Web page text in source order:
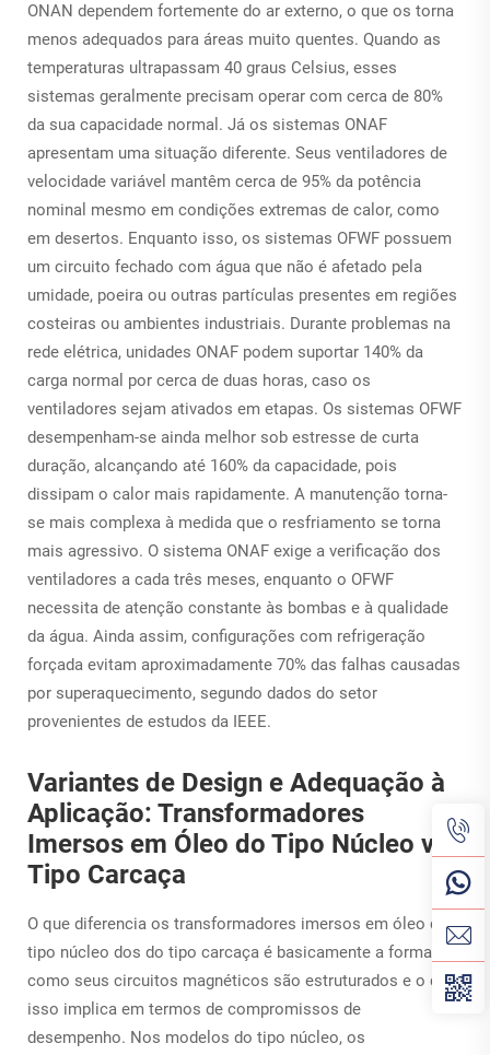
ONAN dependem fortemente do ar externo, o que os torna
menos adequados para áreas muito quentes. Quando as
temperaturas ultrapassam 40 graus Celsius, esses
sistemas geralmente precisam operar com cerca de 80%
da sua capacidade normal. Já os sistemas ONAF
apresentam uma situação diferente. Seus ventiladores de
velocidade variável mantêm cerca de 95% da potência
nominal mesmo em condições extremas de calor, como
em desertos. Enquanto isso, os sistemas OFWF possuem
um circuito fechado com água que não é afetado pela
umidade, poeira ou outras partículas presentes em regiões
costeiras ou ambientes industriais. Durante problemas na
rede elétrica, unidades ONAF podem suportar 140% da
carga normal por cerca de duas horas, caso os
ventiladores sejam ativados em etapas. Os sistemas OFWF
desempenham-se ainda melhor sob estresse de curta
duração, alcançando até 160% da capacidade, pois
dissipam o calor mais rapidamente. A manutenção torna-
se mais complexa à medida que o resfriamento se torna
mais agressivo. O sistema ONAF exige a verificação dos
ventiladores a cada três meses, enquanto o OFWF
necessita de atenção constante às bombas e à qualidade
da água. Ainda assim, configurações com refrigeração
forçada evitam aproximadamente 70% das falhas causadas
por superaquecimento, segundo dados do setor
provenientes de estudos da IEEE.
Variantes de Design e Adequação à
Aplicação: Transformadores
Imersos em Óleo do Tipo Núcleo vs.
Tipo Carcaça
O que diferencia os transformadores imersos em óleo do
tipo núcleo dos do tipo carcaça é basicamente a forma
como seus circuitos magnéticos são estruturados e o que
isso implica em termos de compromissos de
desempenho. Nos modelos do tipo núcleo, os